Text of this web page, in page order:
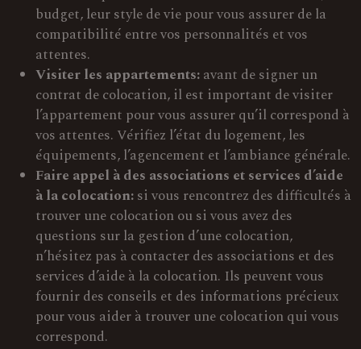
budget, leur style de vie pour vous assurer de la
compatibilité entre vos personnalités et vos
attentes.
Visiter les appartements:avant de signer un
contrat de colocation, il est important de visiter
l’appartement pour vous assurer qu’il correspond à
vos attentes. Vérifiez l’état du logement, les
équipements, l’agencement et l’ambiance générale.
Faire appel à des associations et services d’aide
à la colocation:si vous rencontrez des difficultés à
trouver une colocation ou si vous avez des
questions sur la gestion d’une colocation,
n’hésitez pas à contacter des associations et des
services d’aide à la colocation. Ils peuvent vous
fournir des conseils et des informations précieux
pour vous aider à trouver une colocation qui vous
correspond.